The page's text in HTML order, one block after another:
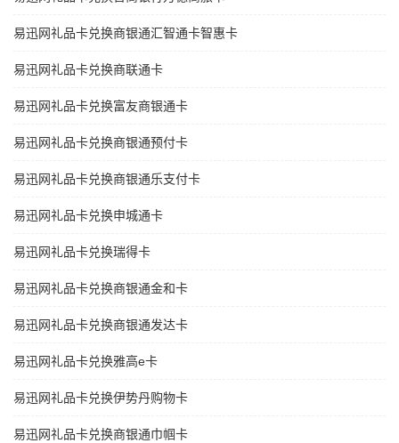
易迅网礼品卡兑换商银通汇智通卡智惠卡
易迅网礼品卡兑换商联通卡
易迅网礼品卡兑换富友商银通卡
易迅网礼品卡兑换商银通预付卡
易迅网礼品卡兑换商银通乐支付卡
易迅网礼品卡兑换申城通卡
易迅网礼品卡兑换瑞得卡
易迅网礼品卡兑换商银通金和卡
易迅网礼品卡兑换商银通发达卡
易迅网礼品卡兑换雅高e卡
易迅网礼品卡兑换伊势丹购物卡
易迅网礼品卡兑换商银通巾帼卡